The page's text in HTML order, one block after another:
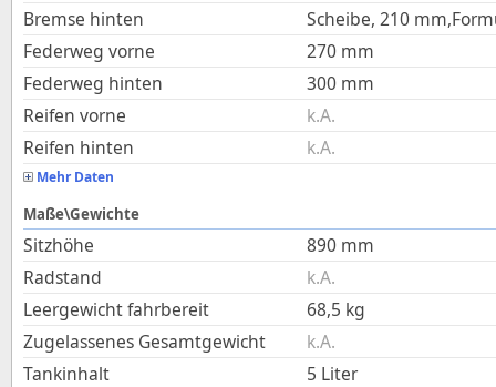
Bremse hinten
Scheibe, 210
Federweg vorne
270 mm
Federweg hinten
300 mm
Reifen vorne
k.A.
Reifen hinten
k.A.
Mehr Daten
Maße\Gewichte
Sitzhöhe 890 mm
Radstand
k.A.
Leergewicht fahrbereit
68,5 kg
Zugelassenes Gesamtgewicht
k.A.
Tankinhalt
5 Liter